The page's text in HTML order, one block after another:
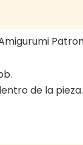
de la pieza.